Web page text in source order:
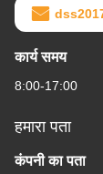
कार्य समय
8:00-17:00
हमारा पता
कंपनी का पता